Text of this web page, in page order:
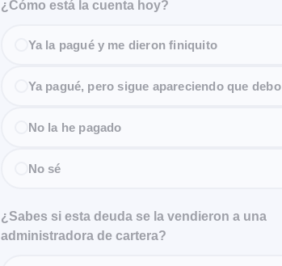
¿Cómo está la cuenta hoy?
Ya la pagué y me dieron finiquito
Ya pagué, pero sigue apareciendo que debo
No la he pagado
No sé
¿Sabes si esta deuda se la vendieron a una
administradora de cartera?